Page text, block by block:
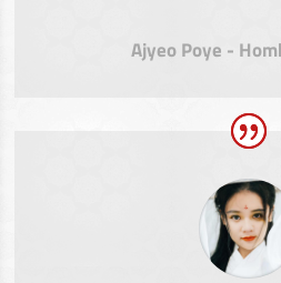
Ajyeo Poye -